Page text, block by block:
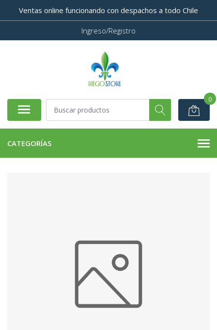
Ventas online funcionando con despachos a todo Chile
Ingreso/Registro
0
CATEGORÍAS